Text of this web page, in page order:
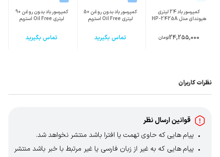
کمپرسور باد 24 لیتری
هیوندای مدل HP-2425A
24,255,000تومان
کمپرسور باد بدون روغن 50
لیتری Oil Free استریم
تماس بگیرید
کمپرسور باد بدون روغن 90
لیتری Oil Free استریم
تماس بگیرید
نظرات کاربران
قوانین ارسال نظر
پیام هایی که حاوی تهمت یا افترا باشد منتشر نخواهد شد.
پیام هایی که به غیر از زبان فارسی یا غیر مرتبط با خبر باشد منتشر